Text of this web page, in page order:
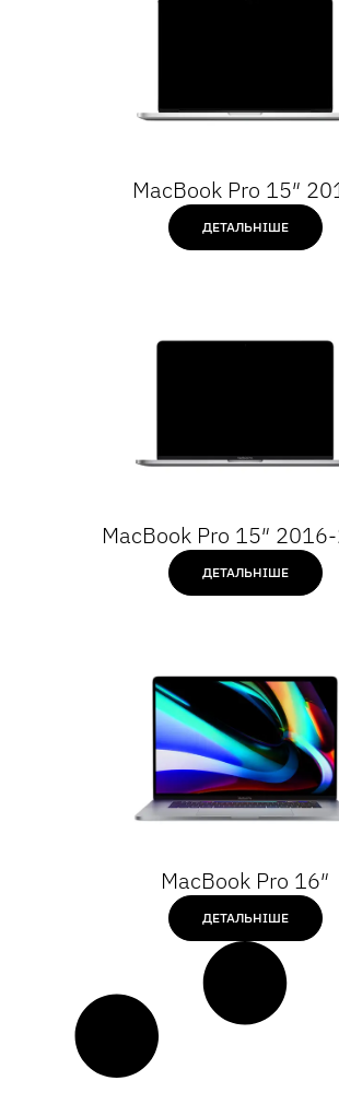
MacBook Pro 15″
ДЕТАЛЬНІШЕ
MacBook Pro 15″
ДЕТАЛЬНІШЕ
MacBook Pro 16″
ДЕТАЛЬНІШЕ